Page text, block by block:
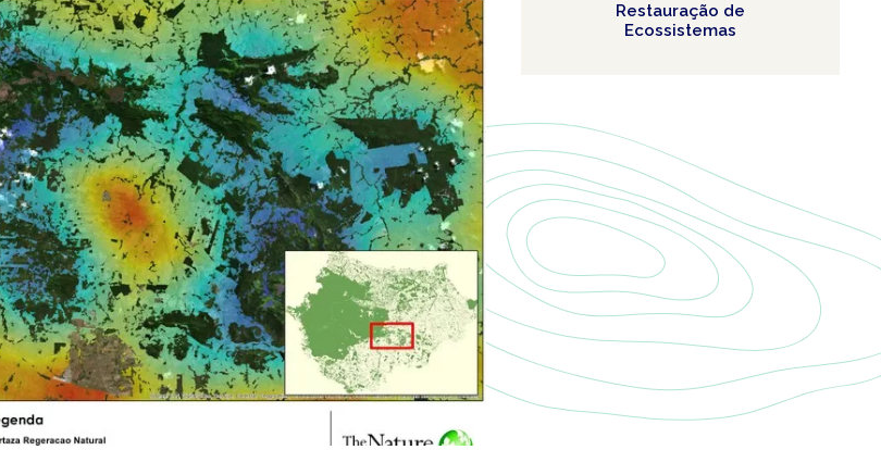
Restauração de
Ecossistemas